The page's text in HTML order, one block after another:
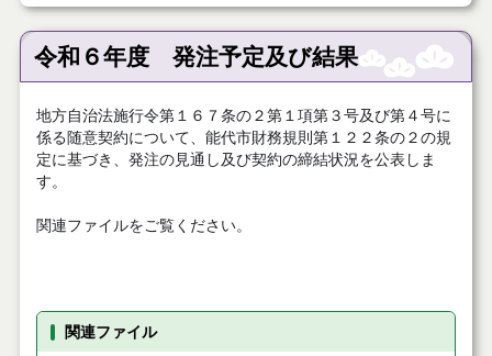
令和６年度 発注予定及び結果
地方自治法施行令第１６７条の２第１項第３号及び第４号に
係る随意契約について、能代市財務規則第１２２条の２の規
定に基づき、発注の見通し及び契約の締結状況を公表しま
す。
関連ファイルをご覧ください。
関連ファイル